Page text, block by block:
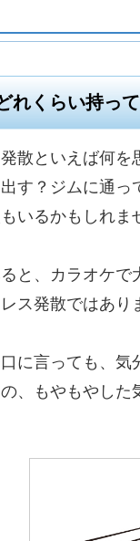
れくらい持っ
散といえば何を
す？ジムに通
いるかもしれま
と、カラオケ
ス発散ではあり
に言っても、
、もやもやし